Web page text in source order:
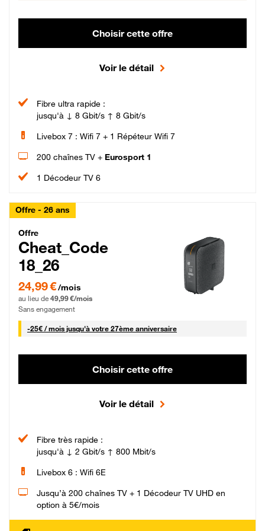
Choisir cette offre
Voir le détail
Fibre ultra rapide :
jusqu'à ↓ 8 Gbit/s ↑ 8 Gbit/s
Livebox 7 : Wifi 7 + 1 Répéteur Wifi 7
200 chaînes TV + Eurosport 1
1 Décodeur TV 6
Offre - 26 ans
Cheat_Code Fibre_18_26
Offre
Cheat_Code
18_26
24,99 € par mois pendant 0 mois puis 49,99 € par mois, Sans engagement
24,99 €/mois
au lieu de 49,99 €/mois
Sans engagement
-25€ / mois25 € par mois
jusqu'à votre 27ème anniversaire
Choisir cette offre
Voir le détail
Fibre très rapide :
jusqu'à ↓ 2 Gbit/s ↑ 800 Mbit/s
Livebox 6 : Wifi 6E
Jusqu’à 200 chaînes TV + 1 Décodeur TV UHD en
option à 5€/mois